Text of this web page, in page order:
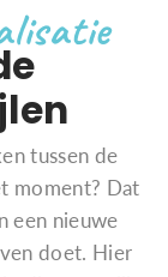
tussen de
moment? Dat
een nieuwe
doet. Hier